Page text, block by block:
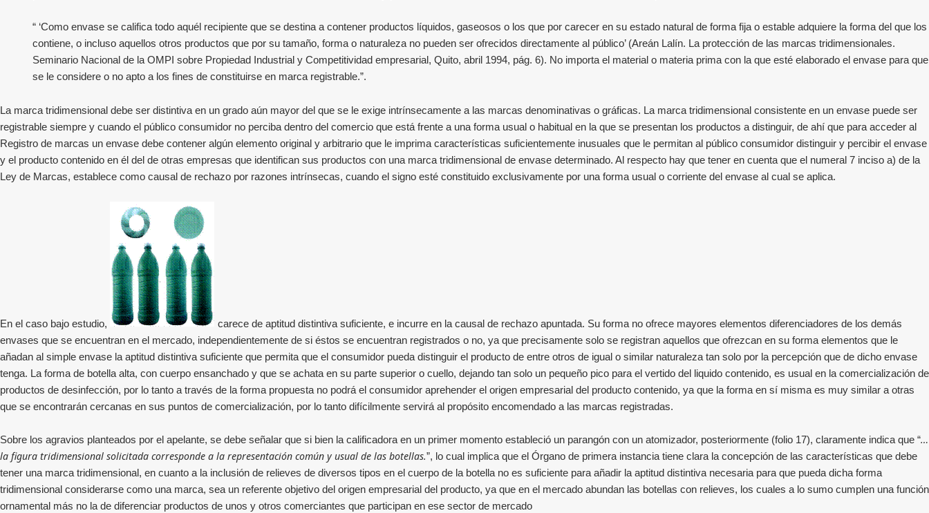
“ ‘Como envase se califica todo aquél recipiente que se destina a contener productos líquidos, gaseosos o los que por carecer en su estado natural de forma fija o estable adquiere la forma del que los
contiene, o incluso aquellos otros productos que por su tamaño, forma o naturaleza no pueden ser ofrecidos directamente al público’ (Areán Lalín. La protección de las marcas tridimensionales.
Seminario Nacional de la OMPI sobre Propiedad Industrial y Competitividad empresarial, Quito, abril 1994, pág. 6). No importa el material o materia prima con la que esté elaborado el envase para que
se le considere o no apto a los fines de constituirse en marca registrable.”.
La marca tridimensional debe ser distintiva en un grado aún mayor del que se le exige intrínsecamente a las marcas denominativas o gráficas. La marca tridimensional consistente en un envase puede ser
registrable siempre y cuando el público consumidor no perciba dentro del comercio que está frente a una forma usual o habitual en la que se presentan los productos a distinguir, de ahí que para acceder al
Registro de marcas un envase debe contener algún elemento original y arbitrario que le imprima características suficientemente inusuales que le permitan al público consumidor distinguir y percibir el envase
y el producto contenido en él del de otras empresas que identifican sus productos con una marca tridimensional de envase determinado. Al respecto hay que tener en cuenta que el numeral 7 inciso a) de la
Ley de Marcas, establece como causal de rechazo por razones intrínsecas, cuando el signo esté constituido exclusivamente por una forma usual o corriente del envase al cual se aplica.
En el caso bajo estudio,
carece de aptitud distintiva suficiente, e incurre en la causal de rechazo apuntada. Su forma no ofrece mayores elementos diferenciadores de los demás
envases que se encuentran en el mercado, independientemente de si éstos se encuentran registrados o no, ya que precisamente solo se registran aquellos que ofrezcan en su forma elementos que le
añadan al simple envase la aptitud distintiva suficiente que permita que el consumidor pueda distinguir el producto de entre otros de igual o similar naturaleza tan solo por la percepción que de dicho envase
tenga. La forma de botella alta, con cuerpo ensanchado y que se achata en su parte superior o cuello, dejando tan solo un pequeño pico para el vertido del liquido contenido, es usual en la comercialización de
productos de desinfección, por lo tanto a través de la forma propuesta no podrá el consumidor aprehender el origen empresarial del producto contenido, ya que la forma en sí misma es muy similar a otras
que se encontrarán cercanas en sus puntos de comercialización, por lo tanto difícilmente servirá al propósito encomendado a las marcas registradas.
Sobre los agravios planteados por el apelante, se debe señalar que si bien la calificadora en un primer momento estableció un parangón con un atomizador, posteriormente (folio 17), claramente indica que “…
la figura tridimensional solicitada corresponde a la representación común y usual de las botellas.”, lo cual implica que el Órgano de primera instancia tiene clara la concepción de las características que debe
tener una marca tridimensional, en cuanto a la inclusión de relieves de diversos tipos en el cuerpo de la botella no es suficiente para añadir la aptitud distintiva necesaria para que pueda dicha forma
tridimensional considerarse como una marca, sea un referente objetivo del origen empresarial del producto, ya que en el mercado abundan las botellas con relieves, los cuales a lo sumo cumplen una función
ornamental más no la de diferenciar productos de unos y otros comerciantes que participan en ese sector de mercado